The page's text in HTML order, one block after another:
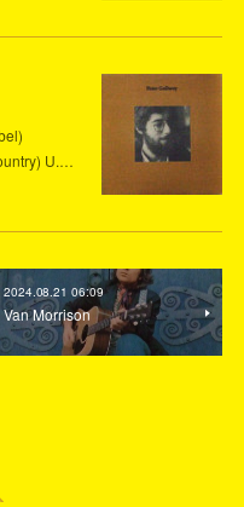
U.…
2024.08.21 06:09
Van Morrison